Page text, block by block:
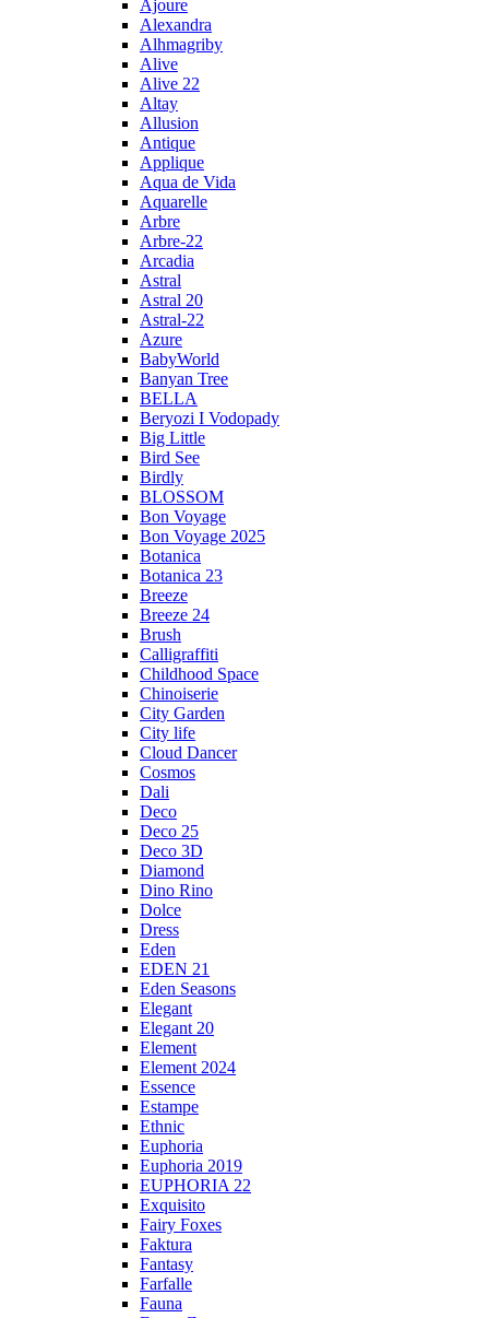
Ajoure
Alexandra
Alhmagriby
Alive
Alive 22
Altay
Allusion
Antique
Applique
Aqua de Vida
Aquarelle
Arbre
Arbre-22
Arcadia
Astral
Astral 20
Astral-22
Azure
BabyWorld
Banyan Tree
BELLA
Beryozi I Vodopady
Big Little
Bird See
Birdly
BLOSSOM
Bon Voyage
Bon Voyage 2025
Botanica
Botanica 23
Breeze
Breeze 24
Brush
Calligraffiti
Childhood Space
Chinoiserie
City Garden
City life
Cloud Dancer
Cosmos
Dali
Deco
Deco 25
Deco 3D
Diamond
Dino Rino
Dolce
Dress
Eden
EDEN 21
Eden Seasons
Elegant
Elegant 20
Element
Element 2024
Essence
Estampe
Ethnic
Euphoria
Euphoria 2019
EUPHORIA 22
Exquisito
Fairy Foxes
Faktura
Fantasy
Farfalle
Fauna